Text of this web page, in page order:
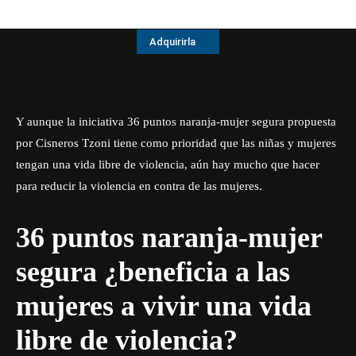
Adquirirla
Y aunque la iniciativa 36 puntos naranja-mujer segura propuesta
por Cisneros Tzoni tiene como prioridad que las niñas y mujeres
tengan una vida libre de violencia, aún hay mucho que hacer
para reducir la violencia en contra de las mujeres.
36 puntos naranja-mujer
segura ¿beneficia a las
mujeres a vivir una vida
libre de violencia?